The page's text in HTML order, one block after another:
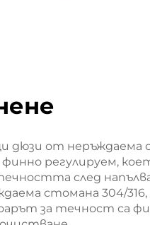
дюзи от неръждаема
регулируем,
след
стомана 304/
за течност са